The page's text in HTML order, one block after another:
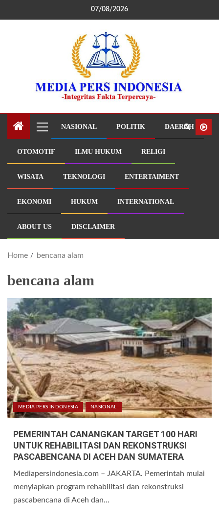
07/08/2026
NASIONAL POLITIK DAERAH
OTOMOTIF ILMU HUKUM RELIGI
WISATA TEKNOLOGI ENTERTAIMENT
EKONOMI HUKUM INTERNATIONAL
ABOUT US DISCLAIMER
Home bencana alam
bencana alam
MEDIA PERS INDONESIA NASIONAL
PEMERINTAH CANANGKAN TARGET 100 HARI
UNTUK REHABILITASI DAN REKONSTRUKSI
PASCABENCANA DI ACEH DAN SUMATERA
Mediapersindonesia.com – JAKARTA. Pemerintah mulai
menyiapkan program rehabilitasi dan rekonstruksi
pascabencana di Aceh dan...